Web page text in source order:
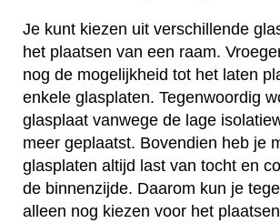
Je kunt kiezen uit verschillende
het plaatsen van een raam.
nog de mogelijkheid tot het laten
enkele glasplaten. Tegenwoordig
glasplaat vanwege de lage
meer geplaatst. Bovendien heb je
glasplaten altijd last van tocht en
de binnenzijde. Daarom kun je
alleen nog kiezen voor het